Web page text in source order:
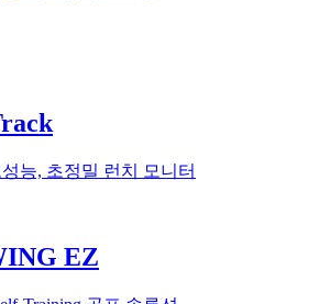
능, 초정밀 런치 모니터
EZ